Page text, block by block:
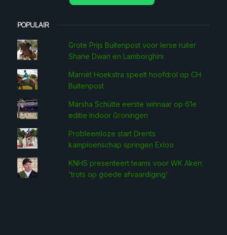
POPULAIR
Grote Prijs Buitenpost voor Ierse ruiter
Shane Dwan en Lamborghini
Marriët Hoekstra speelt hoofdrol op CH
Buitenpost
Marsha Schütte eerste win­naar op 61e
editie Indoor Groningen
Probleemloze start Drents
kampioenschap springen Exloo
KNHS presenteert teams voor WK Aken:
'trots op goede afvaardiging'